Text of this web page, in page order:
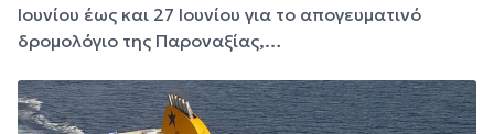
Ιουνίου έως και 27 Ιουνίου για το απογευματινό
δρομολόγιο της Παροναξίας,…